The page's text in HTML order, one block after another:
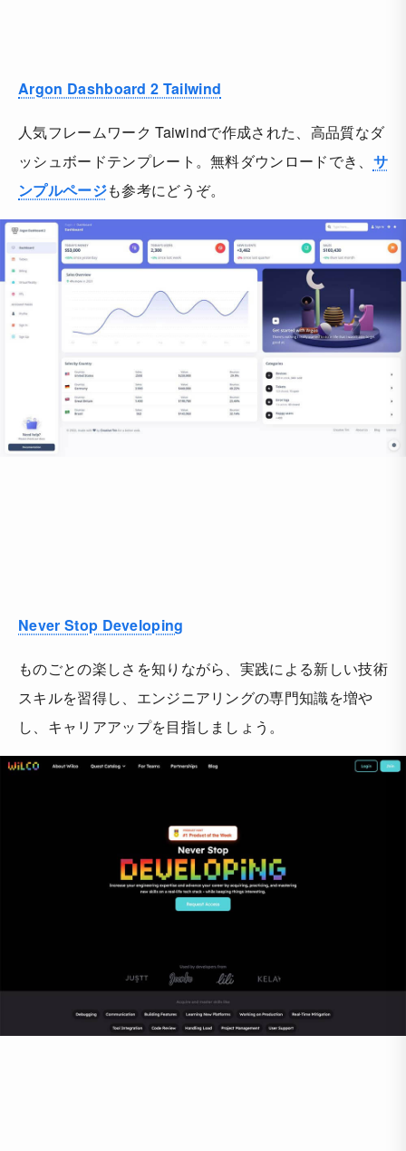
Argon Dashboard 2 Tailwind
人気フレームワーク Taiwindで作成された、高品質なダ
ッシュボードテンプレート。無料ダウンロードでき、 サ
ンプルページも参考にどうぞ。
Never Stop Developing
ものごとの楽しさを知りながら、実践による新しい技術
スキルを習得し、エンジニアリングの専門知識を増や
し、キャリアアップを目指しましょう。